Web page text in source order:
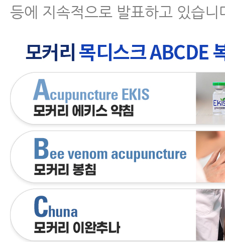
등에 지속적으로 발표하고 있습니